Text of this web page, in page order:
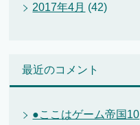
2017年4月 (42)
最近のコメント
●ここはゲーム帝国10